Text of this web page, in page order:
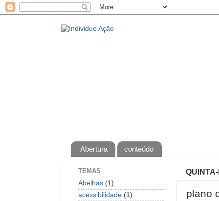
Abertura conteúdo
plano
TEMAS
Abelhas (1)
acessibilidade (1)